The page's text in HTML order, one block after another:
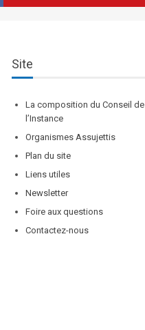
Site
La composition du Conseil de
l’Instance
Organismes Assujettis
Plan du site
Liens utiles
Newsletter
Foire aux questions
Contactez-nous